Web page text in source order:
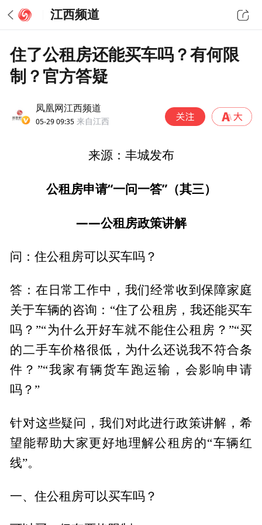
江西频道
住了公租房还能买车吗？有何限
制？官方答疑
凤凰网江西频道
05-29 09:35 来自江西
来源：丰城发布
公租房申请“一问一答”（其三）
——公租房政策讲解
问：住公租房可以买车吗？
答：在日常工作中，我们经常收到保障家庭
关于车辆的咨询：“住了公租房，我还能买车
吗？”“为什么开好车就不能住公租房？”“买
的二手车价格很低，为什么还说我不符合条
件？”“我家有辆货车跑运输，会影响申请
吗？”
针对这些疑问，我们对此进行政策讲解，希
望能帮助大家更好地理解公租房的“车辆红
线”。
一、住公租房可以买车吗？